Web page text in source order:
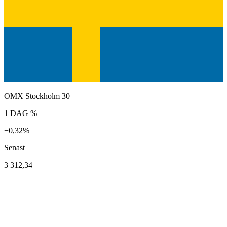
OMX Stockholm 30
1 DAG %
−0,32%
Senast
3 312,34